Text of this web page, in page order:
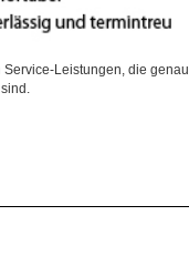
Leistungen, die genau